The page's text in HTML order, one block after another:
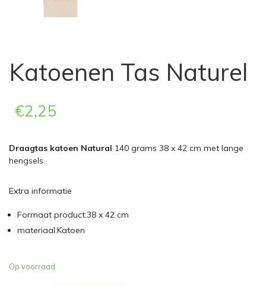
Katoenen Tas Naturel
€2,25
Draagtas katoen Natural 140 grams 38 x 42 cm met lange
hengsels.
Extra informatie
Formaat product:38 x 42 cm
materiaal:Katoen
Op voorraad